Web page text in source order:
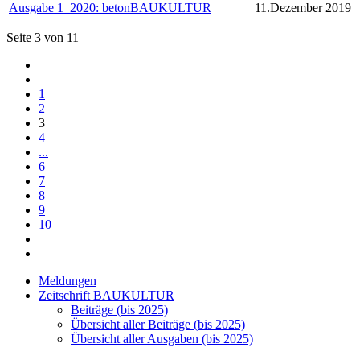
Ausgabe 1_2020: betonBAUKULTUR
11.Dezember 2019
Seite 3 von 11
1
2
3
4
...
6
7
8
9
10
Meldungen
Zeitschrift BAUKULTUR
Beiträge (bis 2025)
Übersicht aller Beiträge (bis 2025)
Übersicht aller Ausgaben (bis 2025)